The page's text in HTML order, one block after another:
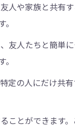
人や家族と共有
友人たちと簡単
定の人にだけ共
ことができます